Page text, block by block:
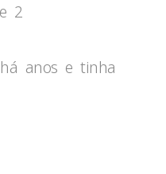
2
anos e tinha